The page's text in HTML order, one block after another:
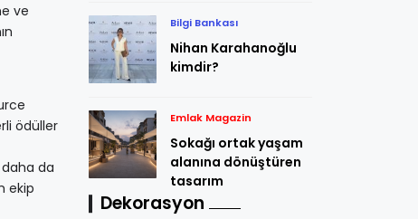
ve
ödüller
da
ekip
Bilgi Bankası
Nihan Karahanoğlu
kimdir?
Emlak Magazin
Sokağı ortak yaşam
alanına dönüştüren
tasarım
Dekorasyon